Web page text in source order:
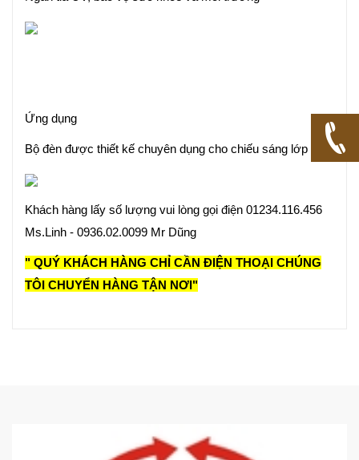
Ứng dụng
Bộ đèn được thiết kế chuyên dụng cho chiếu sáng lớp học
Khách hàng lấy số lượng vui lòng gọi điện 01234.116.456
Ms.Linh - 0936.02.0099 Mr Dũng
" QUÝ KHÁCH HÀNG CHỈ CẦN ĐIỆN THOẠI CHÚNG
TÔI CHUYỂN HÀNG TẬN NƠI"